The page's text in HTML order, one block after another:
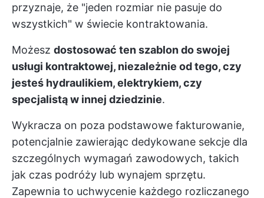
przyznaje, że "jeden rozmiar nie pasuje do
wszystkich" w świecie kontraktowania.
Możesz dostosować ten szablon do swojej
usługi kontraktowej, niezależnie od tego, czy
jesteś hydraulikiem, elektrykiem, czy
specjalistą w innej dziedzinie.
Wykracza on poza podstawowe fakturowanie,
potencjalnie zawierając dedykowane sekcje dla
szczególnych wymagań zawodowych, takich
jak czas podróży lub wynajem sprzętu.
Zapewnia to uchwycenie każdego rozliczanego